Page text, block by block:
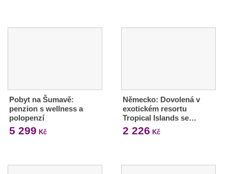
Pobyt na Šumavě:
penzion s wellness a
polopenzí
5 299 Kč
Německo: Dovolená v
exotickém resortu
Tropical Islands se…
2 226 Kč